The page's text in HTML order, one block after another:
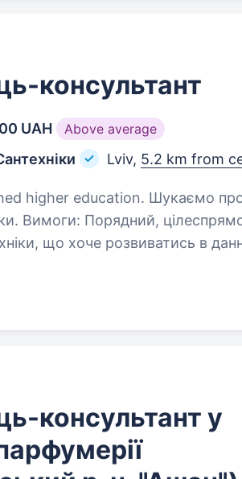
консультант
UAH Above average
Lviv, 5.2 km from
Шукаємо продавця-консультанта
що хоче розвиватись в данному
консультант у